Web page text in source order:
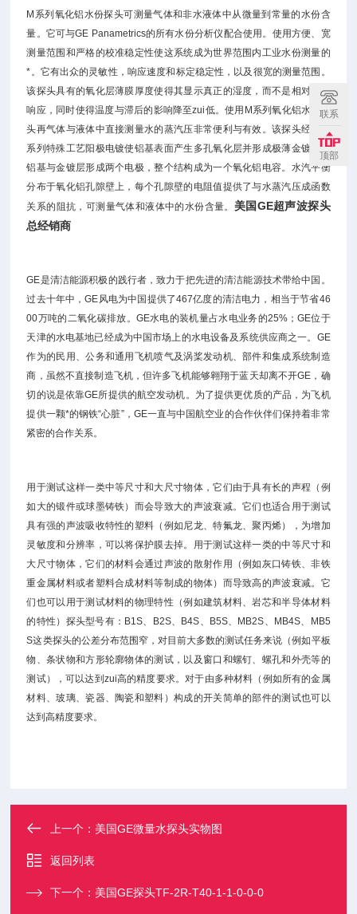
M系列氧化铝水份探头可测量气体和非水液体中从微量到常量的水份含
量。它可与GE Panametrics的所有水份分析仪配合使用。使用方便、宽
测量范围和严格的校准稳定性使这系统成为世界范围内工业水份测量的
*。它有出众的灵敏性，响应速度和标定稳定性，以及很宽的测量范围。
该探头具有的氧化层薄膜厚度使得其显示真正的湿度，而不是相对湿度
响应，同时使得温度与滞后的影响降至zui低。使用M系列氧化铝水份探
头再气体与液体中直接测量水的蒸汽压非常便利与有效。该探头经过一
系列特殊工艺阳极电镀使铝基表面产生多孔氧化层并形成极薄金镀层，
铝基与金镀层形成两个电极，整个结构成为一个氧化铝电容。水汽平衡
分布于氧化铝孔隙壁上，每个孔隙壁的电阻值提供了与水蒸汽压成函数
关系的阻抗，可测量气体和液体中的水份含量。 美国GE超声波探头
总经销商
GE是清洁能源积极的践行者，致力于把先进的清洁能源技术带给中国。
过去十年中，GE风电为中国提供了467亿度的清洁电力，相当于节省46
00万吨的二氧化碳排放。GE水电的装机量占水电业务的25%；GE位于
天津的水电基地已经成为中国市场上的水电设备及系统供应商之一。GE
作为的民用、公务和通用飞机喷气及涡桨发动机、部件和集成系统制造
商，虽然不直接制造飞机，但许多飞机能够翱翔于蓝天却离不开GE，确
切的说是依靠GE所提供的航空发动机。为了提供更优质的产品，为飞机
提供一颗*的钢铁“心脏”，GE一直与中国航空业的合作伙伴们保持着非常
紧密的合作关系。
用于测试这样一类中等尺寸和大尺寸物体，它们由于具有长的声程（例
如大的锻件或球墨铸铁）而会导致大的声波衰减。它们也适合用于测试
具有强的声波吸收特性的塑料（例如尼龙、特氟龙、聚丙烯），为增加
灵敏度和分辨率，可以将保护膜去掉。用于测试这样一类的中等尺寸和
大尺寸物体，它们的材料会通过声波的散射作用（例如灰口铸铁、非铁
重金属材料或者塑料合成材料等制成的物体）而导致高的声波衰减。它
们也可以用于测试材料的物理特性（例如建筑材料、岩芯和半导体材料
的特性）探头型号有：B1S、B2S、B4S、B5S、MB2S、MB4S、MB5
S这类探头的公差分布范围窄，对目前大多数的测试任务来说（例如平板
物、条状物和方形轮廓物体的测试，以及窗口和螺钉、螺孔和外壳等的
测试），可以达到zui高的精度要求。对于由多种材料（例如所有的金属
材料、玻璃、瓷器、陶瓷和塑料）构成的开关简单的部件的测试也可以
达到高精度要求。
上一个： 美国GE微量水探头实物图
返回列表
下一个： 美国GE探头TF-2R-T40-1-1-0-0-0
联系
顶部